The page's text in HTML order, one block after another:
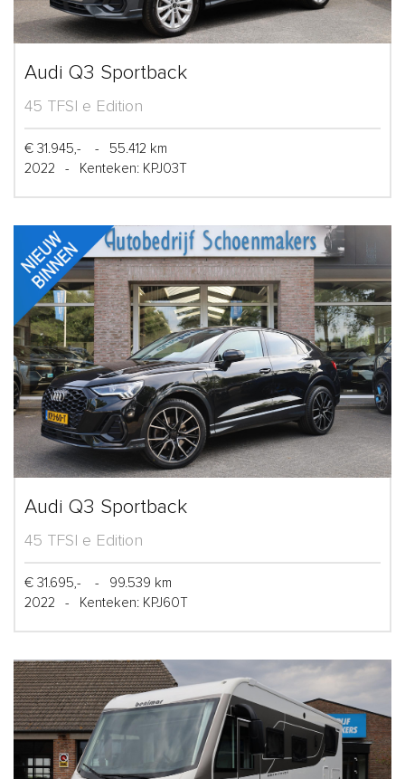
Audi Q3 Sportback
45 TFSI e Edition
€ 31.945,- -
55.412 km
2022
- Kenteken: KPJ03T
Audi Q3 Sportback
45 TFSI e Edition
€ 31.695,- -
99.539 km
2022
- Kenteken: KPJ60T